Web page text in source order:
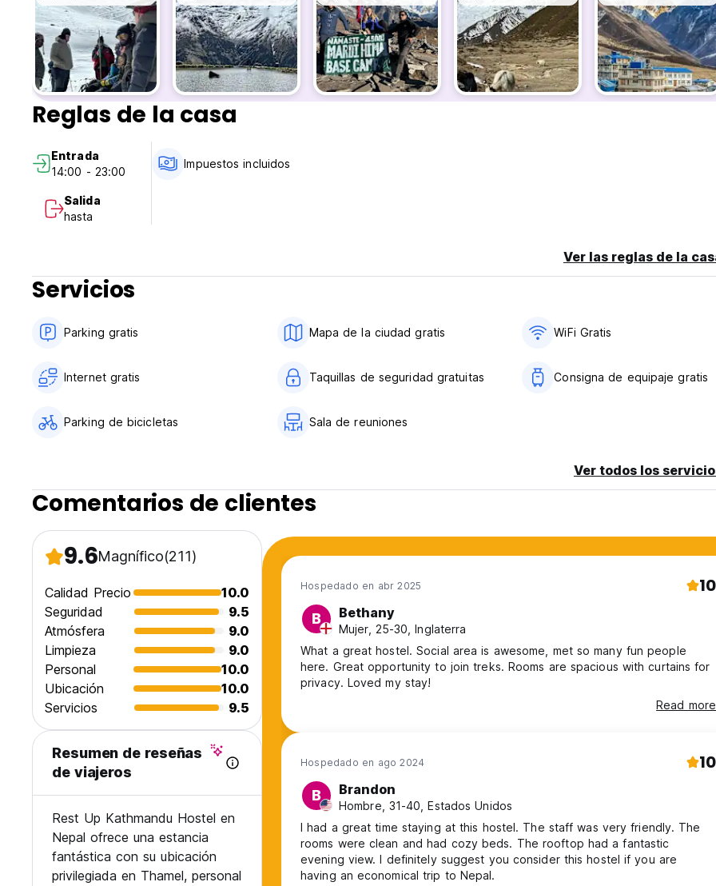
Impuestos incluidos.
El desayuno no está incluido.
No hay perros. (Auto-translated from original language)
Reglas de la casa
Entrada
14:00 - 23:00
Salida
hasta
Impuestos incluidos
Ver las reglas de la
Servicios
Parking gratis Mapa de la ciudad gratis WiFi Gratis
Internet gratis Taquillas de seguridad gratuitas Consigna de equipaje gratis
Parking de bicicletas Sala de reuniones
Ver todos los
Comentarios de clientes
9.6Magnífico(211)
Calidad Precio
10.0
Seguridad
9.5
Atmósfera
9.0
Limpieza
9.0
Personal
10.0
Ubicación
10.0
Servicios
9.5
Resumen de reseñas
de viajeros
Rest Up Kathmandu Hostel en
Nepal ofrece una estancia
fantástica con su ubicación
privilegiada en Thamel, personal
Hospedado en abr 2025 10
B Bethany
Mujer, 25-30, Inglaterra
What a great hostel. Social area is awesome, met so many fun people
here. Great opportunity to join treks. Rooms are spacious with curtains for
privacy. Loved my stay!
Read more
Hospedado en ago 2024 10
B Brandon
Hombre, 31-40, Estados Unidos
I had a great time staying at this hostel. The staff was very friendly. The
rooms were clean and had cozy beds. The rooftop had a fantastic
evening view. I definitely suggest you consider this hostel if you are
having an economical trip to Nepal.